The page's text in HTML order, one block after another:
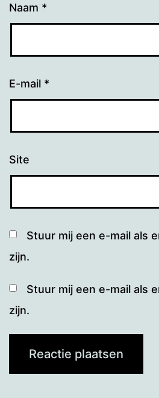
Naam *
E-mail *
Site
Stuur mij een e-mail als
zijn.
Stuur mij een e-mail als
zijn.